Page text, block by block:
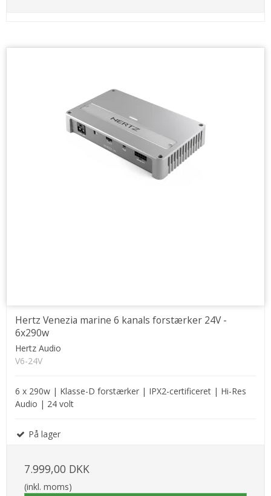
Hertz Venezia marine 6 kanals forstærker 24V -
6x290w
Hertz Audio
V6-24V
6 x 290w | Klasse-D forstærker | IPX2-certificeret | Hi-Res
Audio | 24 volt
På lager
7.999,00 DKK
(inkl. moms)